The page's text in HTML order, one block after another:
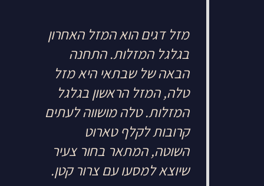
מזל דגים הוא המזל האחרון
בגלגל המזלות. התחנה
הבאה של שבתאי היא מזל
טלה, המזל הראשון בגלגל
המזלות. טלה מושווה לעתים
קרובות לקלף טארוט
השוטה, המתאר בחור צעיר
שיוצא למסעו עם צרור קטן.